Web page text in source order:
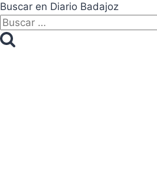
Buscar en Diario Badajoz
Buscar: